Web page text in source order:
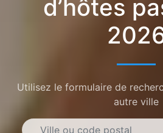
d’hôtes
Utilisez le formulaire de
autre ville